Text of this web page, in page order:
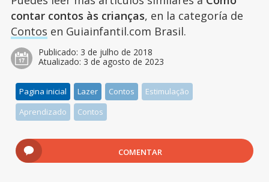
contar contos às crianças, en la categoría de
Contos en Guiainfantil.com Brasil.
Publicado: 3 de julho de 2018
Atualizado: 3 de agosto de 2023
Pagina inicial Lazer Contos
Estimulação
Aprendizado
Contos
COMENTAR